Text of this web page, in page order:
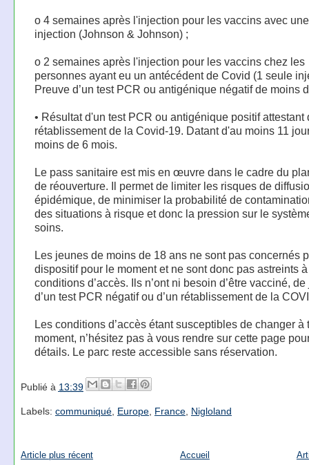
o 4 semaines après l'injection pour les vaccins avec
injection (Johnson & Johnson) ;
o 2 semaines après l'injection pour les vaccins chez les
personnes ayant eu un antécédent de Covid (1 seule
Preuve d’un test PCR ou antigénique négatif de moins
• Résultat d'un test PCR ou antigénique positif attestant
rétablissement de la Covid-19. Datant d'au moins 11
moins de 6 mois.
Le pass sanitaire est mis en œuvre dans le cadre du
de réouverture. Il permet de limiter les risques de
épidémique, de minimiser la probabilité de
des situations à risque et donc la pression sur le
soins.
Les jeunes de moins de 18 ans ne sont pas concernés
dispositif pour le moment et ne sont donc pas astreints
conditions d’accès. Ils n’ont ni besoin d’être vacciné,
d’un test PCR négatif ou d’un rétablissement de la
Les conditions d’accès étant susceptibles de changer à
moment, n’hésitez pas à vous rendre sur cette page
détails. Le parc reste accessible sans réservation.
Publié à 13:39
Labels: communiqué, Europe, France, Nigloland
Article plus récent Accueil